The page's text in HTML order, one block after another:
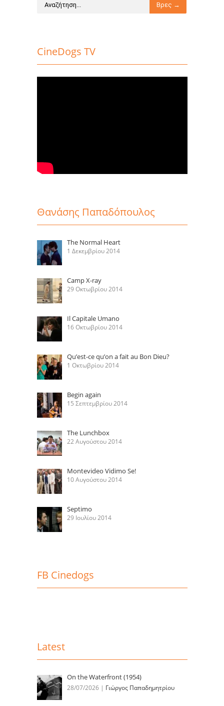
CineDogs TV
Θανάσης Παπαδόπουλος
The Normal Heart
1 Δεκεμβρίου 2014
Camp X-ray
29 Οκτωβρίου 2014
Il Capitale Umano
16 Οκτωβρίου 2014
Qu’est-ce qu’on a fait au Bon Dieu?
1 Οκτωβρίου 2014
Begin again
15 Σεπτεμβρίου 2014
The Lunchbox
22 Αυγούστου 2014
Montevideo Vidimo Se!
10 Αυγούστου 2014
Septimo
29 Ιουλίου 2014
FB Cinedogs
Latest
On the Waterfront (1954)
28/07/2026 | Γιώργος Παπαδημητρίου